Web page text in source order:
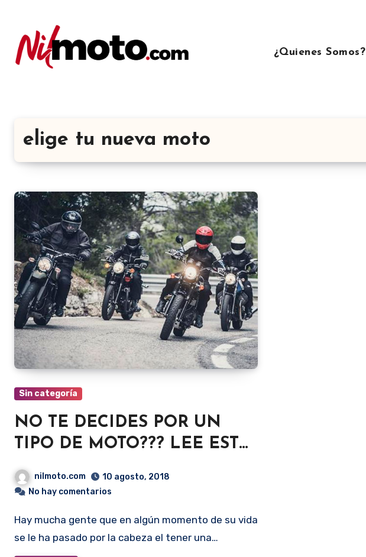
¿Quienes Somos?
elige tu nueva moto
Sin categoría
NO TE DECIDES POR UN
TIPO DE MOTO??? LEE ESTE
BLOG SEGURO QUE
SALDRÁS DE DUDAS
nilmoto.com
10 agosto, 2018
No hay comentarios
Hay mucha gente que en algún momento de su vida
se le ha pasado por la cabeza el tener una…